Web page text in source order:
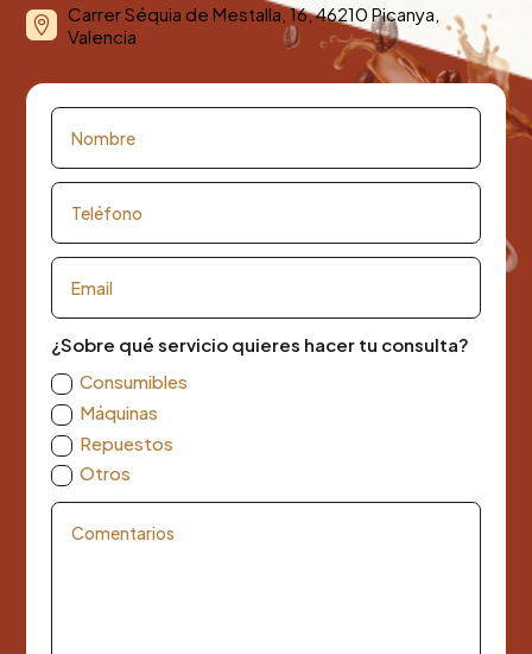

Carrer Séquia de Mestalla, 16, 46210 Picanya,
Valencia
¿Sobre qué servicio quieres hacer tu consulta?
Consumibles
Máquinas
Repuestos
Otros